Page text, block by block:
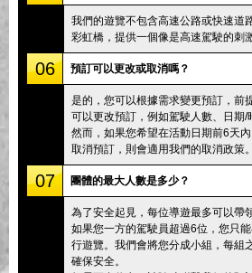
我們的遊覽不包含高速公路或快速道
彩虹橋，提供一個像是高速駕駛的刺
06 預訂可以更改或取消嗎？
是的，您可以根據需求變更預訂，前
可以更改預訂，例如駕駛人數、日期/
然而，如果您希望在活動日期前6天
取消預訂，則會適用我們的取消政策。
07 團體的最大人數是多少？
為了安全起見，每位導遊最多可以帶
如果您一方的駕駛員超過6位，您只
行遊覽。我們會將您分成小組，每組
確保安全。